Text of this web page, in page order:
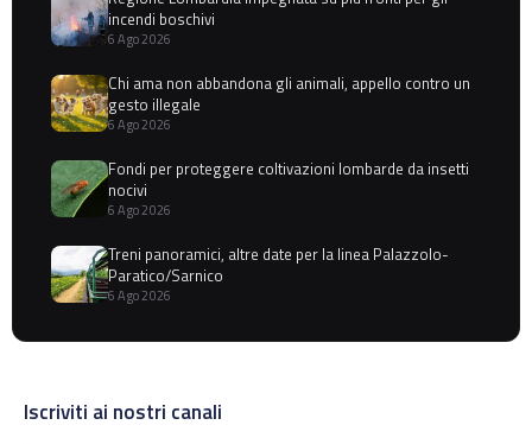
incendi boschivi
6 Ago 2026
Chi ama non abbandona gli animali, appello contro un
gesto illegale
6 Ago 2026
Fondi per proteggere coltivazioni lombarde da insetti
nocivi
6 Ago 2026
Treni panoramici, altre date per la linea Palazzolo-
Paratico/Sarnico
6 Ago 2026
Iscriviti ai nostri canali